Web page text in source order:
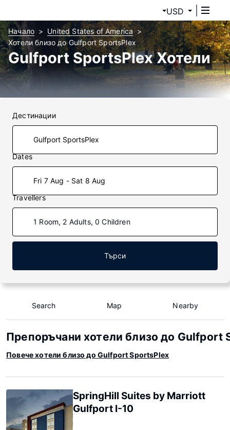
USD
Начало
United States of America
Хотели близо до Gulfport SportsPlex
Gulfport SportsPlex Хотели
Дестинации
Dates
Fri 7 Aug - Sat 8 Aug
Travellers
1 Room, 2 Adults, 0 Children
Търси
Search Map Nearby
Препоръчани хотели близо до Gulfport
Повече хотели близо до Gulfport SportsPlex
SpringHill Suites by Marriott
Gulfport I-10